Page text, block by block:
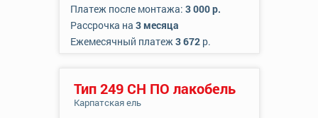
Платеж после монтажа: 3 000 р.
Рассрочка на 3 месяца
Ежемесячный платеж3 672р.
Тип 249 СН ПО лакобель
Карпатская ель